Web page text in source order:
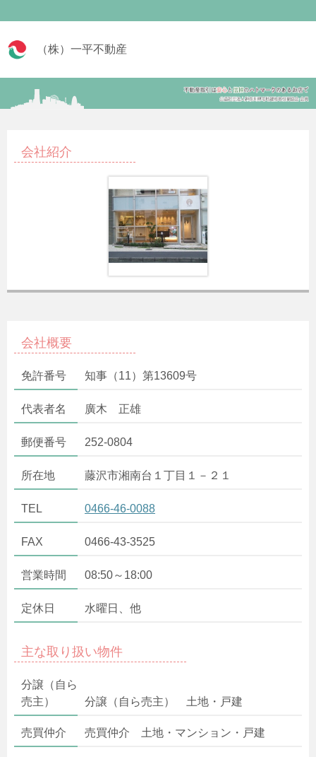
（株）一平不動産
会社紹介
会社概要
免許番号 知事（11）第13609号
代表者名 廣木 正雄
郵便番号 252-0804
所在地 藤沢市湘南台１丁目１－２１
TEL 0466-46-0088
FAX 0466-43-3525
営業時間 08:50～18:00
定休日 水曜日、他
主な取り扱い物件
分譲（自ら
売主）
分譲（自ら売主） 土地・戸建
売買仲介 売買仲介 土地・マンション・戸建